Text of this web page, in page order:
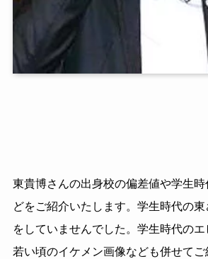
東貴博さんの出身校の偏差値や学生
どをご紹介いたします。学生時代の
をしていませんでした。学生時代のエ
若い頃のイケメン画像なども併せて